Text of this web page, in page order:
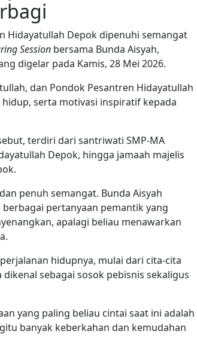
Hidayatullah Depok dipenuhi semangat
Session bersama Bunda Aisyah,
digelar pada Kamis, 28 Mei 2026.
dan Pondok Pesantren Hidayatullah
serta motivasi inspiratif kepada
terdiri dari santriwati SMP-MA
Depok, hingga jamaah majelis
penuh semangat. Bunda Aisyah
pertanyaan pemantik yang
apalagi beliau menawarkan
hidupnya, mulai dari cita-cita
sebagai sosok pebisnis sekaligus
yang paling beliau cintai saat ini adalah
banyak keberkahan dan kemudahan